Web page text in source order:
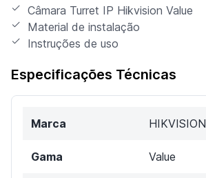
Câmara Turret IP Hikvision Value
Material de instalação
Instruções de uso
Especificações Técnicas
Marca HIKVISION
Gama Value